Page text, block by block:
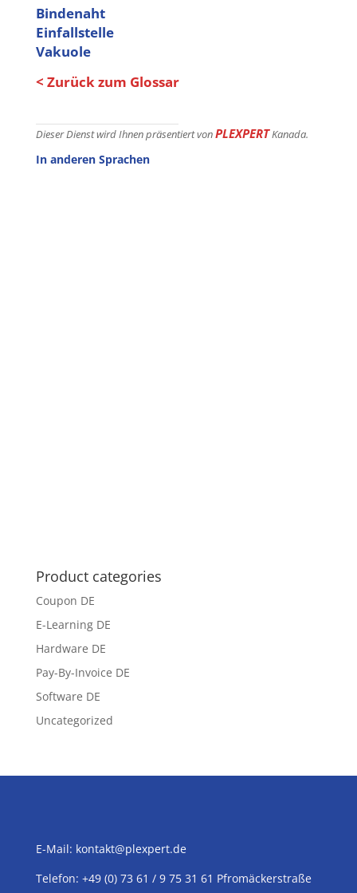
Bindenaht
Einfallstelle
Vakuole
< Zurück zum Glossar
Dieser Dienst wird Ihnen präsentiert vonPLEXPERTKanada.
In anderen Sprachen
Product categories
Coupon DE
E-Learning DE
Hardware DE
Pay-By-Invoice DE
Software DE
Uncategorized
E-Mail: kontakt@plexpert.de
Telefon: +49 (0) 73 61 / 9 75 31 61 Pfromäckerstraße